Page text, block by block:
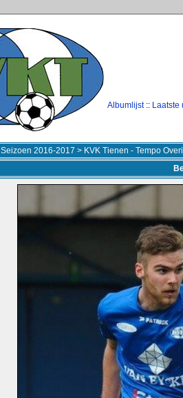
Albumlijst:: Laatste
Seizoen 2016-2017 > KVK Tienen - Tempo